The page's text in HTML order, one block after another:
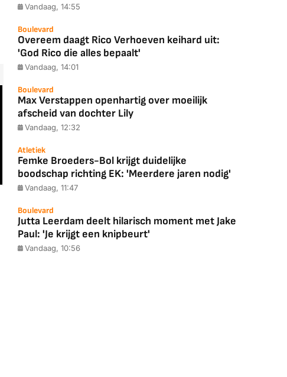
Vandaag, 14:55
Boulevard
Overeem daagt Rico Verhoeven keihard uit:
'God Rico die alles bepaalt'
Vandaag, 14:01
Boulevard
Max Verstappen openhartig over moeilijk
afscheid van dochter Lily
Vandaag, 12:32
Atletiek
Femke Broeders-Bol krijgt duidelijke
boodschap richting EK: 'Meerdere jaren nodig'
Vandaag, 11:47
Boulevard
Jutta Leerdam deelt hilarisch moment met Jake
Paul: 'Je krijgt een knipbeurt'
Vandaag, 10:56